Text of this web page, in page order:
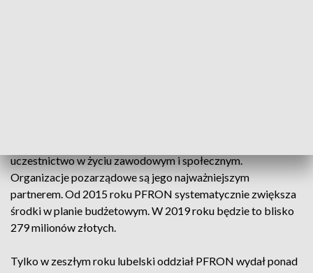
uczestnictwo w życiu zawodowym i społecznym.
Organizacje pozarządowe są jego najważniejszym
partnerem. Od 2015 roku PFRON systematycznie zwiększa
środki w planie budżetowym. W 2019 roku będzie to blisko
279 milionów złotych.
Tylko w zeszłym roku lubelski oddział PFRON wydał ponad